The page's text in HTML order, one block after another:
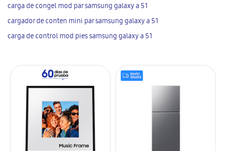
carga de congel mod par samsung galaxy a 51
cargador de conten mini par samsung galaxy a 51
carga de control mod pies samsung galaxy a 51